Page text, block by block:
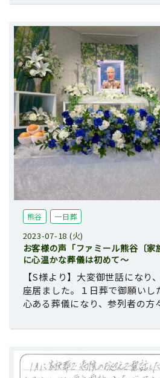
熊谷 一日葬
2023-07-18 (火)
お客様の声「ファミール熊谷〔
に心温かな葬儀は初めて～
【S様より】大変御世話になり
座居ました。１日葬で御願いし
心ある葬儀になり、参列者の